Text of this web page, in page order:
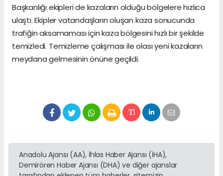
Başkanlığı ekipleri de kazaların olduğu bölgelere hızlıca
ulaştı. Ekipler vatandaşların oluşan kaza sonucunda
trafiğin aksamaması için kaza bölgesini hızlı bir şekilde
temizledi. Temizleme çalışması ile olası yeni kazaların
meydana gelmesinin önüne geçildi.
Anadolu Ajansı (AA), İhlas Haber Ajansı (İHA),
Demirören Haber Ajansı (DHA) ve diğer ajanslar